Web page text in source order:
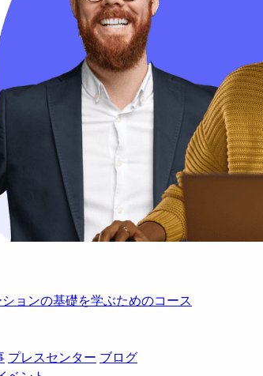
ョンの基礎を学ぶためのコース
プレスセンター ブログ